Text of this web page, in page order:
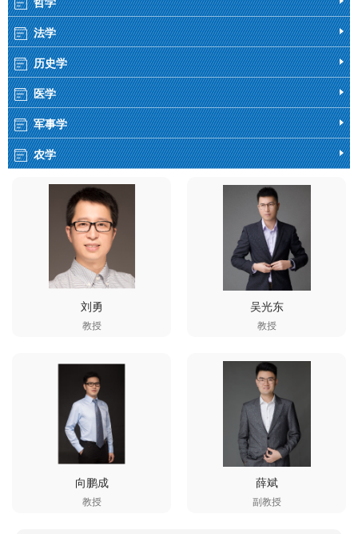
法学
历史学
医学
军事学
农学
刘勇
教授
吴光东
教授
向鹏成
教授
薛斌
副教授